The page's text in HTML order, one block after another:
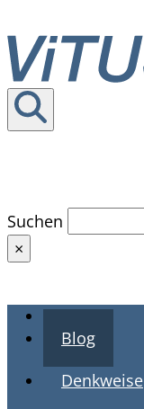
Suchen
×
Home
Blog
Denkweise